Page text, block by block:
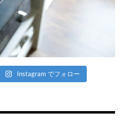
Instagram でフォロー